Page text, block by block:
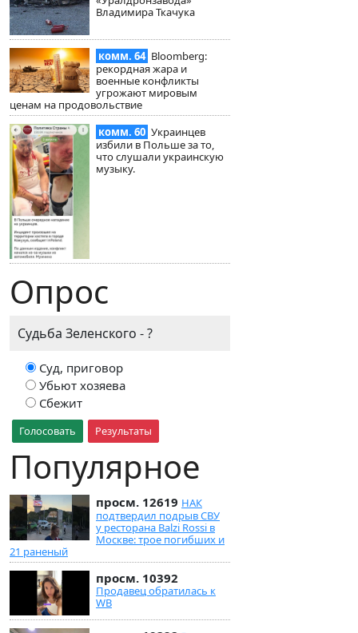
Владимира Ткачука
комм. 64 Bloomberg:
рекордная жара и
военные конфликты
угрожают мировым
ценам на продовольствие
комм. 60 Украинцев
избили в Польше за то,
что слушали украинскую
музыку.
Опрос
Судьба Зеленского - ?
Суд, приговор
Убьют хозяева
Сбежит
Голосовать Результаты
Популярное
просм. 12619 НАК
подтвердил подрыв СВУ
у ресторана Balzi Rossi в
Москве: трое погибших и
21 раненый
просм. 10392
Продавец обратилась к
WB